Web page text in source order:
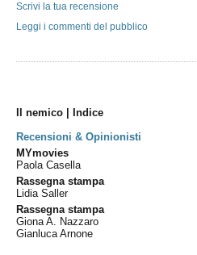
Scrivi la tua recensione
Leggi i commenti del pubblico
Il nemico | Indice
Recensioni & Opinionisti
MYmovies
Paola Casella
Rassegna stampa
Lidia Saller
Rassegna stampa
Giona A. Nazzaro
Gianluca Arnone